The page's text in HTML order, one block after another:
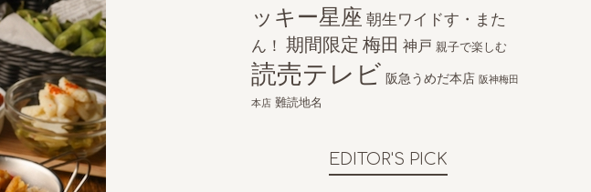
ッキー星座 朝生ワイドす・また
ん！ 期間限定 梅田 神戸 親子で楽しむ
読売テレビ 阪急うめだ本店 阪神梅田
本店 難読地名
EDITOR'S PICK